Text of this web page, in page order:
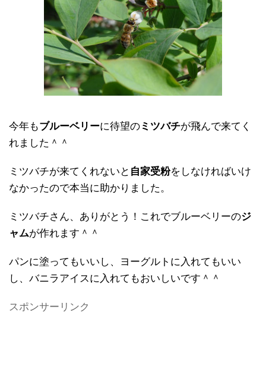
今年もブルーベリーに待望の ミツバチが飛んで来てく
れました＾＾
ミツバチが来てくれないと 自家受粉をしなければいけ
なかったので本当に助かりました。
ミツバチさん、ありがとう！これでブルーベリーのジ
ャムが作れます＾＾
パンに塗ってもいいし、ヨーグルトに入れてもいい
し、バニラアイスに入れてもおいしいです＾＾
スポンサーリンク